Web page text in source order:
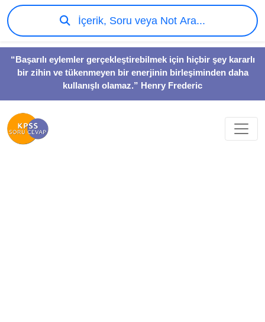
“Başarılı eylemler gerçekleştirebilmek için hiçbir şey kararlı
bir zihin ve tükenmeyen bir enerjinin birleşiminden daha
kullanışlı olamaz.” Henry Frederic
İçerik, Soru veya Not Ara...